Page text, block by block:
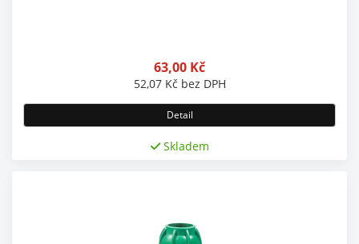
63,00 Kč
52,07 Kč bez DPH
Detail
Skladem